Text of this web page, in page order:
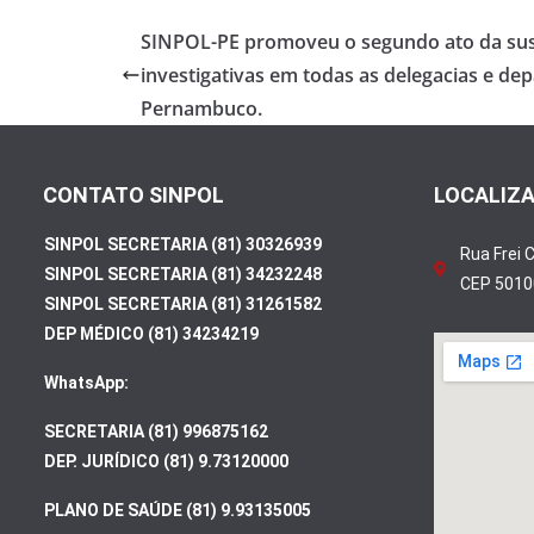
b
o
o
er e
SINPOL-PE promoveu o segundo ato da
investigativas em todas as delegacias e
Pernambuco.
CONTATO SINPOL
SINPOL SECRETARIA (81) 30326939
SINPOL SECRETARIA (81) 34232248
SINPOL SECRETARIA (81) 31261582
DEP MÉDICO (81) 34234219
WhatsApp:
SECRETARIA (81) 996875162
DEP. JURÍDICO (81) 9.73120000
PLANO DE SAÚDE (81) 9.93135005
Rua Frei
CEP